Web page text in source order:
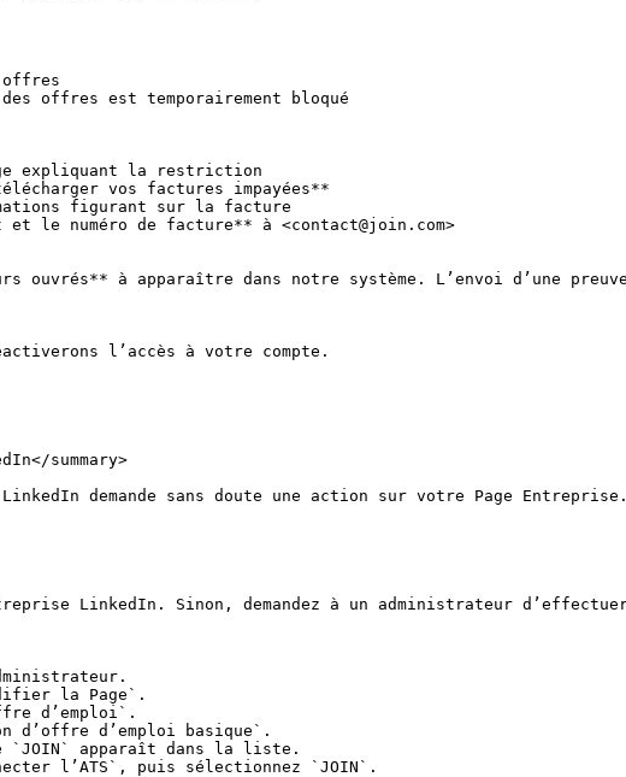
offres
offres est temporairement bloqué
expliquant la restriction
vos factures impayées**
figurant sur la facture
le numéro de facture** à <contact@join.com>
ouvrés** à apparaître dans notre système. L’envoi d’une
l’accès à votre compte.
summary>
demande sans doute une action sur votre Page
LinkedIn. Sinon, demandez à un administrateur
la Page`.
d’emploi`.
d’emploi basique`.
`JOIN` apparaît dans la liste.
l’ATS`, puis sélectionnez `JOIN`.